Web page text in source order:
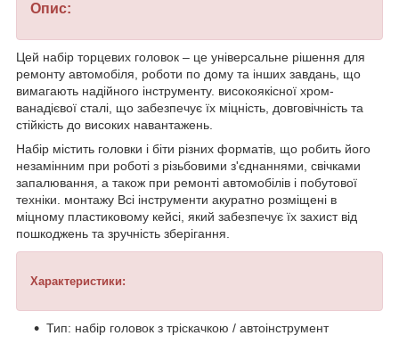
Опис:
Цей набір торцевих головок – це універсальне рішення для
ремонту автомобіля, роботи по дому та інших завдань, що
вимагають надійного інструменту. високоякісної хром-
ванадієвої сталі, що забезпечує їх міцність, довговічність та
стійкість до високих навантажень.
Набір містить головки і біти різних форматів, що робить його
незамінним при роботі з різьбовими з'єднаннями, свічками
запалювання, а також при ремонті автомобілів і побутової
техніки. монтажу Всі інструменти акуратно розміщені в
міцному пластиковому кейсі, який забезпечує їх захист від
пошкоджень та зручність зберігання.
Характеристики:
Тип: набір головок з тріскачкою / автоінструмент